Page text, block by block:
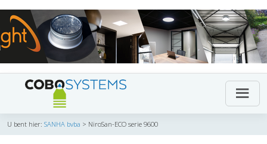
U bent hier: SANHA bvba > NiroSan-ECO serie 9600